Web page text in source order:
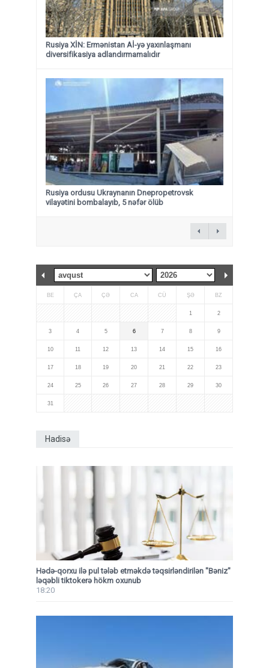
Rusiya XİN: Ermənistan Aİ-yə yaxınlaşmanı
diversifikasiya adlandırmamalıdır
Rusiya ordusu Ukraynanın Dnepropetrovsk
vilayətini bombalayıb, 5 nəfər ölüb
BE ÇA ÇƏ CA CÜ ŞƏ BZ
1 2
3 4 5 6 7 8 9
10 11 12 13 14 15 16
17 18 19 20 21 22 23
24 25 26 27 28 29 30
31
Hadisə
Hədə-qorxu ilə pul tələb etməkdə təqsirləndirilən "Bəniz"
ləqəbli tiktokerə hökm oxunub
18:20